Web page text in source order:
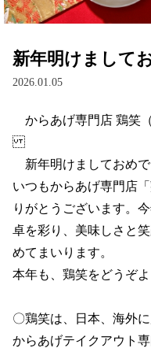
新年明けまして
2026.01.05
からあげ専門店 鶏笑
新年明けましておめ
いつもからあげ専門店
りがとうございます。
卓を彩り、美味しさと
めてまいります。
本年も、鶏笑をどうぞ
〇鶏笑は、日本、海外
からあげテイクアウト専